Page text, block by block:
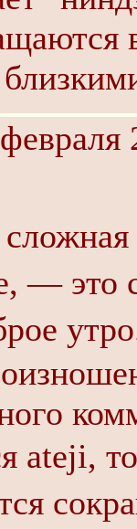
— это
ateji,